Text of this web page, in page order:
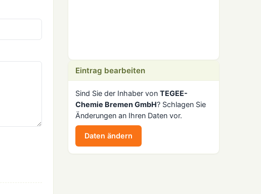
Eintrag bearbeiten
Sind Sie der Inhaber von TEGEE-
Chemie Bremen GmbH? Schlagen Sie
Änderungen an Ihren Daten vor.
Daten ändern